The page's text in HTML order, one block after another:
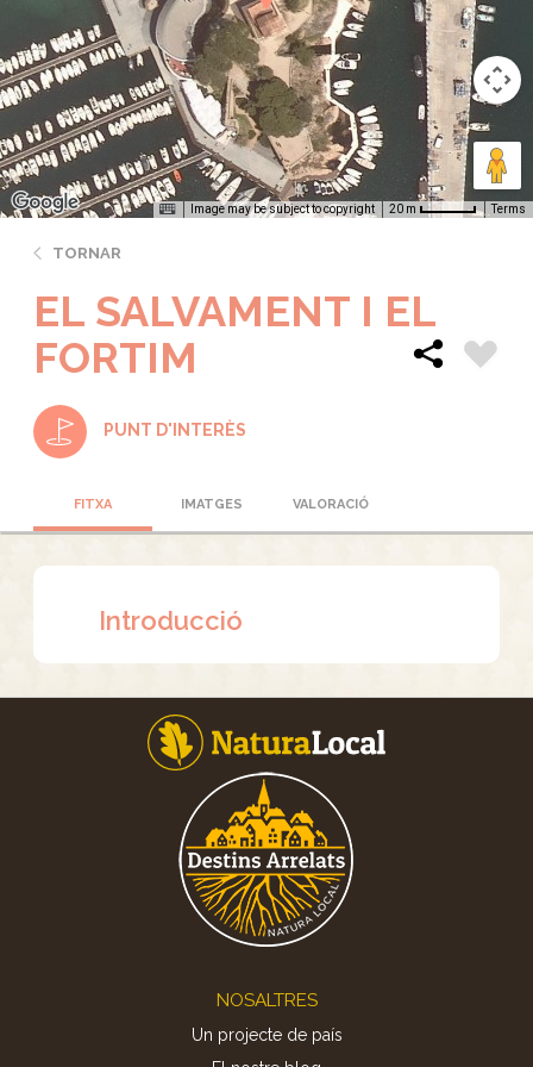
Image may be subject to copyright 20 m Terms
TORNAR
EL SALVAMENT I EL
FORTIM
PUNT D'INTERÈS
FITXA IMATGES VALORACIÓ
Introducció
NOSALTRES
Un projecte de país